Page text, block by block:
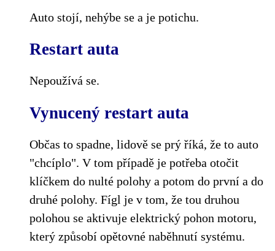
Auto stojí, nehýbe se a je potichu.
Restart auta
Nepoužívá se.
Vynucený restart auta
Občas to spadne, lidově se prý říká, že to auto
"chcíplo". V tom případě je potřeba otočit
klíčkem do nulté polohy a potom do první a do
druhé polohy. Fígl je v tom, že tou druhou
polohou se aktivuje elektrický pohon motoru,
který způsobí opětovné naběhnutí systému.